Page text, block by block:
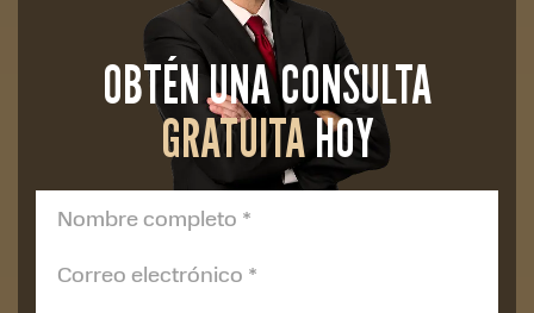
OBTÉN UNA CONSULTA
GRATUITAHOY